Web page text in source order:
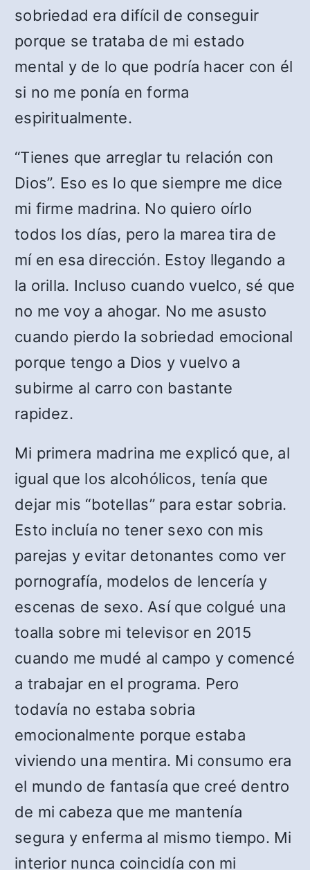
sobriedad era difícil de conseguir
porque se trataba de mi estado
mental y de lo que podría hacer con él
si no me ponía en forma
espiritualmente.
“Tienes que arreglar tu relación con
Dios”. Eso es lo que siempre me dice
mi firme madrina. No quiero oírlo
todos los días, pero la marea tira de
mí en esa dirección. Estoy llegando a
la orilla. Incluso cuando vuelco, sé que
no me voy a ahogar. No me asusto
cuando pierdo la sobriedad emocional
porque tengo a Dios y vuelvo a
subirme al carro con bastante
rapidez.
Mi primera madrina me explicó que, al
igual que los alcohólicos, tenía que
dejar mis “botellas” para estar sobria.
Esto incluía no tener sexo con mis
parejas y evitar detonantes como ver
pornografía, modelos de lencería y
escenas de sexo. Así que colgué una
toalla sobre mi televisor en 2015
cuando me mudé al campo y comencé
a trabajar en el programa. Pero
todavía no estaba sobria
emocionalmente porque estaba
viviendo una mentira. Mi consumo era
el mundo de fantasía que creé dentro
de mi cabeza que me mantenía
segura y enferma al mismo tiempo. Mi
interior nunca coincidía con mi